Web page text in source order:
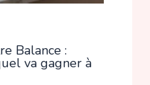
Balance :
va gagner à